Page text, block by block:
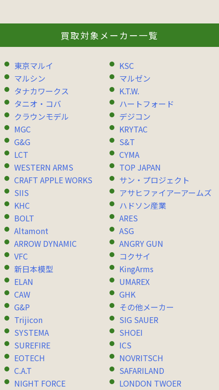
買取対象メーカー一覧
東京マルイ
KSC
マルシン
マルゼン
タナカワークス
K.T.W.
タニオ・コバ
ハートフォード
クラウンモデル
デジコン
MGC
KRYTAC
G&G
S&T
LCT
CYMA
WESTERN ARMS
TOP JAPAN
CRAFT APPLE WORKS
サン・プロジェクト
SIIS
アサヒファイアーアームズ
KHC
ハドソン産業
BOLT
ARES
Altamont
ASG
ARROW DYNAMIC
ANGRY GUN
VFC
コクサイ
新日本模型
KingArms
ELAN
UMAREX
CAW
GHK
G&P
その他メーカー
Trijicon
SIG SAUER
SYSTEMA
SHOEI
SUREFIRE
ICS
EOTECH
NOVRITSCH
C.A.T
SAFARILAND
NIGHT FORCE
LONDON TWOER